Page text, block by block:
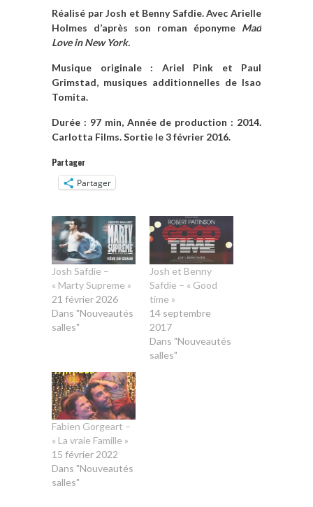
Réalisé par Josh et Benny Safdie. Avec Arielle
Holmes d’après son roman éponyme Mad
Love in New York.
Musique originale : Ariel Pink et Paul
Grimstad, musiques additionnelles de Isao
Tomita.
Durée : 97 min, Année de production : 2014.
Carlotta Films. Sortie le 3 février 2016.
Partager
Partager
Josh Safdie –
« Marty Supreme »
21 février 2026
Dans "Nouveautés
salles"
Josh et Benny
Safdie – « Good
time »
14 septembre
2017
Dans "Nouveautés
salles"
Fabien Gorgeart –
« La vraie Famille »
15 février 2022
Dans "Nouveautés
salles"